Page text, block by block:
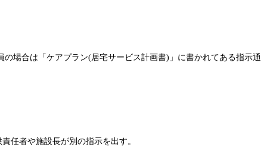
場合は「ケアプラン(居宅サービス計画書)」に書かれてある指示通
任者や施設長が別の指示を出す。